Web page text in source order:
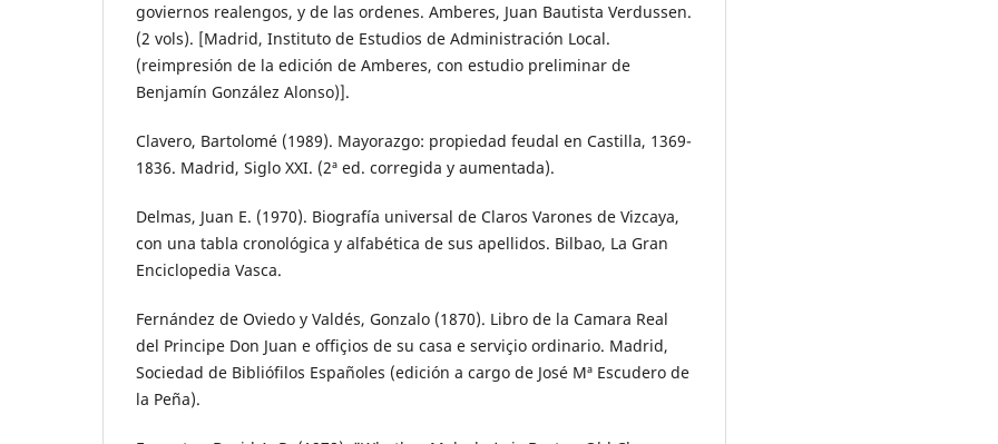
goviernos realengos, y de las ordenes. Amberes, Juan Bautista Verdussen.
(2 vols). [Madrid, Instituto de Estudios de Administración Local.
(reimpresión de la edición de Amberes, con estudio preliminar de
Benjamín González Alonso)].
Clavero, Bartolomé (1989). Mayorazgo: propiedad feudal en Castilla, 1369-
1836. Madrid, Siglo XXI. (2ª ed. corregida y aumentada).
Delmas, Juan E. (1970). Biografía universal de Claros Varones de Vizcaya,
con una tabla cronológica y alfabética de sus apellidos. Bilbao, La Gran
Enciclopedia Vasca.
Fernández de Oviedo y Valdés, Gonzalo (1870). Libro de la Camara Real
del Principe Don Juan e offiçios de su casa e serviçio ordinario. Madrid,
Sociedad de Bibliófilos Españoles (edición a cargo de José Mª Escudero de
la Peña).